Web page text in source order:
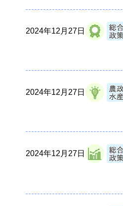
2024年12月27日
2024年12月27日
2024年12月27日